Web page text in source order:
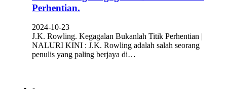
Perhentian.
2024-10-23
J.K. Rowling. Kegagalan Bukanlah Titik Perhentian |
NALURI KINI : J.K. Rowling adalah salah seorang
penulis yang paling berjaya di…